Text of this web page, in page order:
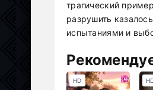
трагический
разрушить
испытаниями и
HD